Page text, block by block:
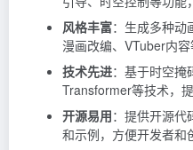
风格丰富：生成多种动
漫画改编、VTuber内容
技术先进：基于时空掩
Transformer等技术，
开源易用：提供开源代
和示例，方便开发者和